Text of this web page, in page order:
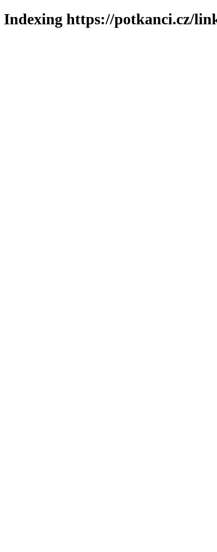
Indexing https://potkanci.cz/